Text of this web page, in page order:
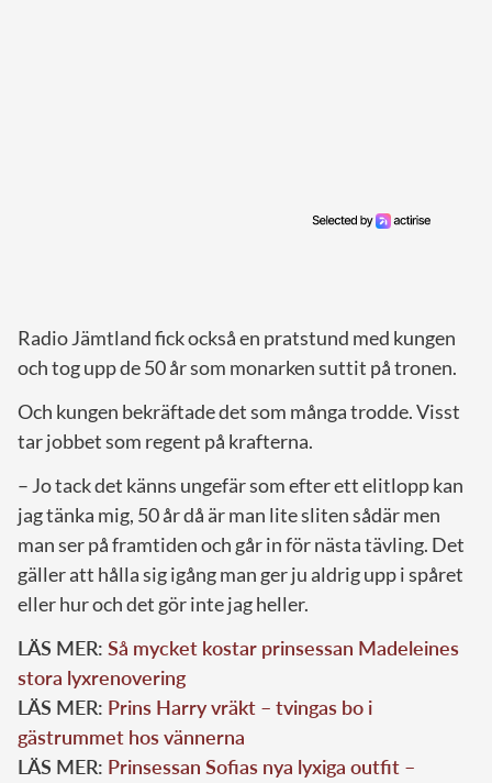
Radio Jämtland fick också en pratstund med kungen
och tog upp de 50 år som monarken suttit på tronen.
Och kungen bekräftade det som många trodde. Visst
tar jobbet som regent på krafterna.
– Jo tack det känns ungefär som efter ett elitlopp kan
jag tänka mig, 50 år då är man lite sliten sådär men
man ser på framtiden och går in för nästa tävling. Det
gäller att hålla sig igång man ger ju aldrig upp i spåret
eller hur och det gör inte jag heller.
LÄS MER: Så mycket kostar prinsessan Madeleines
stora lyxrenovering
LÄS MER: Prins Harry vräkt – tvingas bo i
gästrummet hos vännerna
LÄS MER: Prinsessan Sofias nya lyxiga outfit –